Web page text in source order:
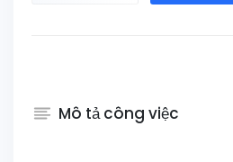
Mô tả công việc